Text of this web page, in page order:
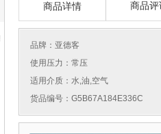
商品详情 商品评
品牌： 亚德客
使用压力：常压
适用介质：水,油,空气
货品编号：G5B67A184E336C